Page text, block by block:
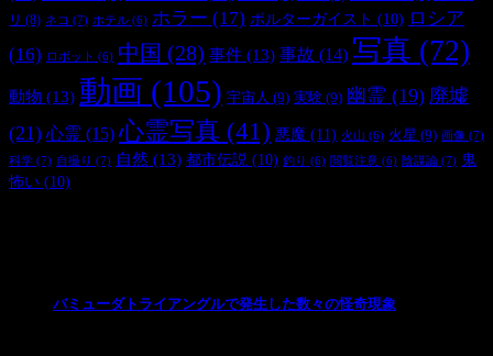
リ (8) ネコ (7) ホテル (6) ホラー (17) ポルターガイスト (10) ロシア
(16)
ロボット (6) 中国 (28) 事件 (13) 事故 (14) 写真 (72)
動物 (13) 動画 (105) 宇宙人 (9) 実験 (9) 幽霊 (19) 廃墟
(21) 心霊 (15) 心霊写真 (41) 悪魔 (11) 火山 (6) 火星 (9) 画像 (7)
科学 (7) 自撮り (7) 自然 (13) 都市伝説 (10) 釣り (6) 閲覧注意 (6) 陰謀論 (7) 鬼
怖い (10)
バミューダトライアングルで発生した数々の怪奇現象